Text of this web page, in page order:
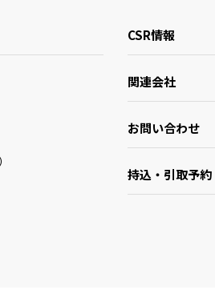
CSR情報
関連会社
お問い合わせ
持込・引取予約